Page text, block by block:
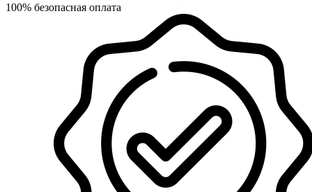
100% безопасная оплата